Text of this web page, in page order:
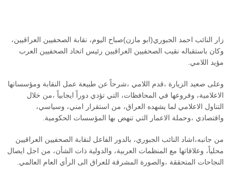
زار النائب احمد الجبوري(ابو مازن)صباح اليوم، نقابة الصحفيين العراقيين،
وكان باستقباله نقيب الصحفيين العراقيين رئيس اتحاد الصحفيين العرب
مؤيد اللامي.
وعلى صعيد الزيارة ،قدم اللامي ،شرحاً عن طبيعة عمل النقابة ومؤسساتها
الاعلامية، وفروعها في المحافظات، التي تؤدي دوراً ايجابياً ،من خلال
التناول الاعلامي لما يشهده العراق، من استقرار امني، وسياسي،
واقتصادي ،وحملة الاعمار التي تنهض بها المؤسسات الحكومية.
من جانبه،اشاد النائب الجبوري، بالدور الفاعل لنقابة الصحفيين العراقيين
محلياً، وعلاقاتها مع المنظمات العربية، والدولية ذات الشأن، من اجل ايصال
النجاحات المتحققة ،والصورة المشرقة للعراق الى الرأي العام العالمي.